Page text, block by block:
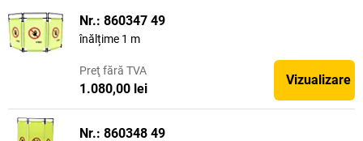
Nr.: 860347 49
înălțime 1 m
Preţ fără TVA
1.080,00 lei
Vizualizare
Nr.: 860348 49